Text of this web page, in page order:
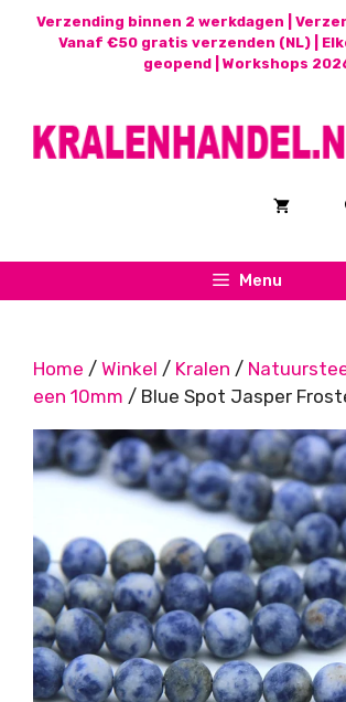
Verzending binnen 2 werkdagen |
Vanaf €50 gratis verzenden (NL) |
geopend | Workshops
Menu
Home / Winkel / Kralen /
een 10mm / Blue Spot Jasper